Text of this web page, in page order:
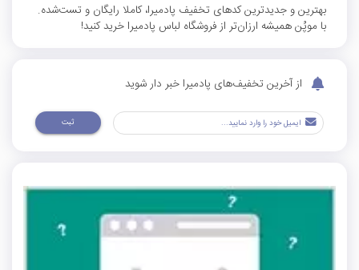
بهترین و جدیدترین کدهای تخفیف پادمیرا، کاملا رایگان و تست‌شده.
با موپُن همیشه ارزان‌تر از فروشگاه لباس پادمیرا خرید کنید!
از آخرین تخفیف‌های پادمیرا خبر دار شوید
ثبت